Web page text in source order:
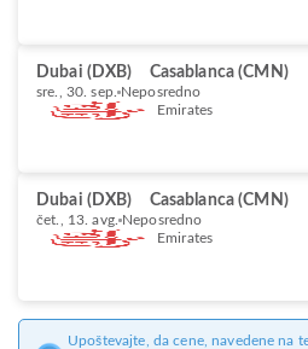
Dubai (DXB) Casablanca (CMN)
sre., 30. sep. Neposredno
Emirates
Dubai (DXB) Casablanca (CMN)
čet., 13. avg. Neposredno
Emirates
Upoštevajte, da cene, navedene na